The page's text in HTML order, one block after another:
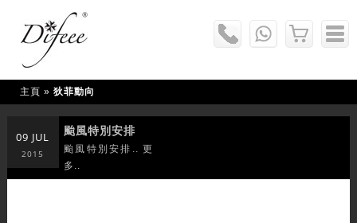
主頁 » 狄菲動向
09 JUL
2015
颱風特別安排
颱風特別安排.. 更
多..